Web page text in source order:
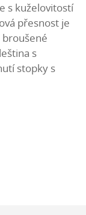
s kuželovitostí
přesnost je
broušené
s
stopky s